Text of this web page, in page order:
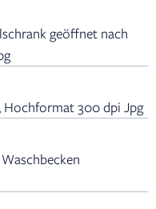
geöffnet nach
Hochformat 300 dpi Jpg